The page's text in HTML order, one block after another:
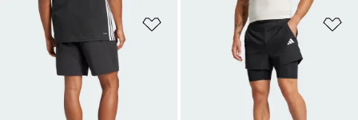
Favori Listesine Ekle